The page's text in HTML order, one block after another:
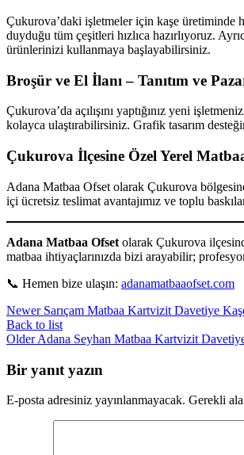
Çukurova’daki işletmeler için kaşe üretiminde
duyduğu tüm çeşitleri hızlıca hazırlıyoruz.
ürünlerinizi kullanmaya başlayabilirsiniz.
Broşür ve El İlanı – Tanıtım ve
Çukurova’da açılışını yaptığınız yeni
kolayca ulaştırabilirsiniz. Grafik tasarım
Çukurova İlçesine Özel Yerel
Adana Matbaa Ofset olarak Çukurova
içi ücretsiz teslimat avantajımız ve toplu
Adana Matbaa Ofset olarak Çukurova
matbaa ihtiyaçlarınızda bizi arayabilir;
📞 Hemen bize ulaşın: adanamatbaaofset.com
Newer Sarıçam Matbaa Kartvizit Davetiye
Back to list
Older Adana Seyhan Matbaa Kartvizit
Bir yanıt yazın
E-posta adresiniz yayınlanmayacak. Gerekli